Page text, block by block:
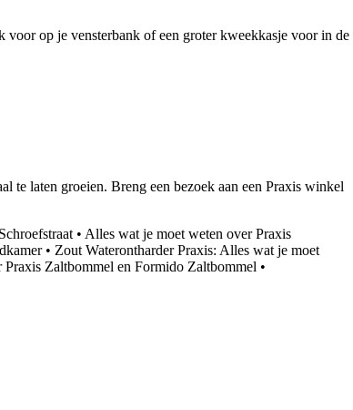
voor op je vensterbank of een groter kweekkasje voor in de
te laten groeien. Breng een bezoek aan een Praxis winkel
• Alles wat je moet weten over Praxis
• Zout Waterontharder Praxis: Alles wat je moet
Zaltbommel en Formido Zaltbommel •